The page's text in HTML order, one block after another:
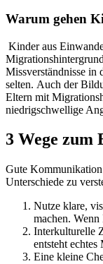
Warum gehen
Kinder aus
Missverständnisse in
selten. Auch der
Eltern mit
niedrigschwellige
3 Wege
Gute
Unterschiede zu
Nutze klare,
machen.
Interkulturelle
entsteht echtes
Eine kleine